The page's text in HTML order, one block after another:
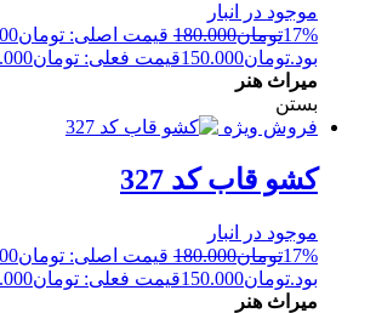
موجود در انبار
17%تومان180.000
قیمت
بود.تومان150.000قیمت فعلی: تومان150.000.
میراث هنر
بستن
فروش ویژه
کشو قاب کد 327
موجود در انبار
17%تومان180.000
قیمت
بود.تومان150.000قیمت فعلی: تومان150.000.
میراث هنر